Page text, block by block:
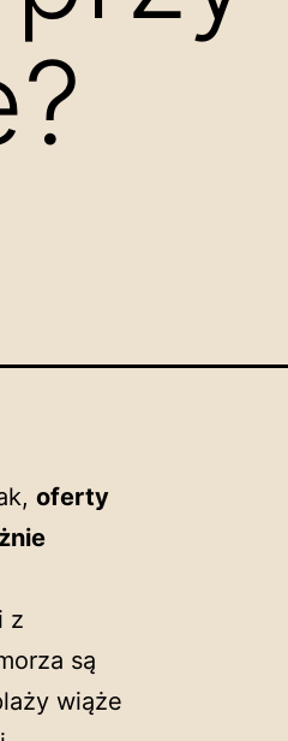
oferty
z
są
wiąże